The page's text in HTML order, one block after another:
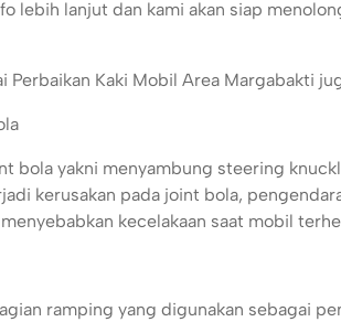
lebih lanjut dan kami akan siap
Perbaikan Kaki Mobil Area Margabakti
bola yakni menyambung steering
kerusakan pada joint bola,
kecelakaan saat mobil
ramping yang digunakan sebagai